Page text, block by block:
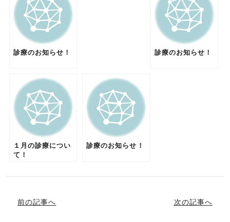
診療のお知らせ！ 診療のお知らせ！
１月の診療につい
て！
診療のお知らせ！
前の記事へ 次の記事へ